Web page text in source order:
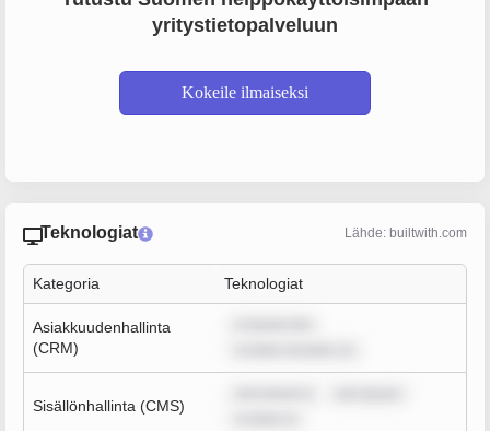
yritystietopalveluun
Kokeile ilmaiseksi
Teknologiat Lähde: builtwith.com
Kategoria Teknologiat
Asiakkuudenhallinta
(CRM)
Sisällönhallinta (CMS)